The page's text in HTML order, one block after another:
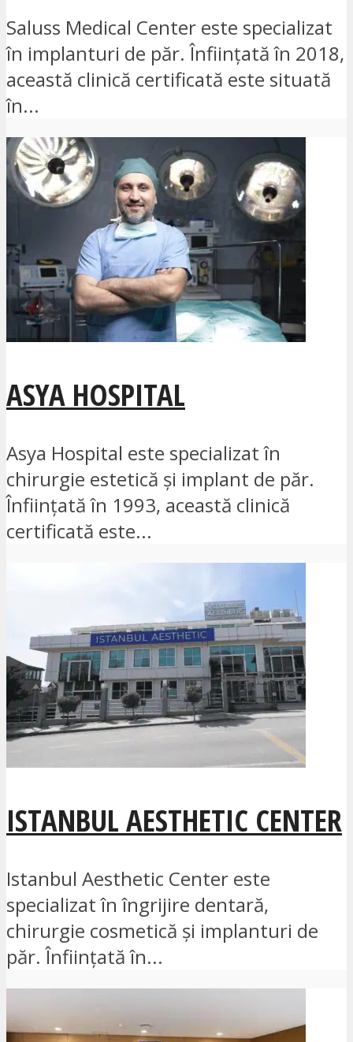
Saluss Medical Center este specializat
în implanturi de păr. Înființată în 2018,
această clinică certificată este situată
în...
ASYA HOSPITAL
Asya Hospital este specializat în
chirurgie estetică și implant de păr.
Înființată în 1993, această clinică
certificată este...
ISTANBUL AESTHETIC CENTER
Istanbul Aesthetic Center este
specializat în îngrijire dentară,
chirurgie cosmetică și implanturi de
păr. Înființată în...